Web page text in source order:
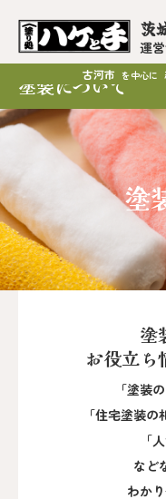
茨
運
古河市 を中心に
塗装について
塗
塗
お役立ち
「塗装
「住宅塗装
「
など
わか